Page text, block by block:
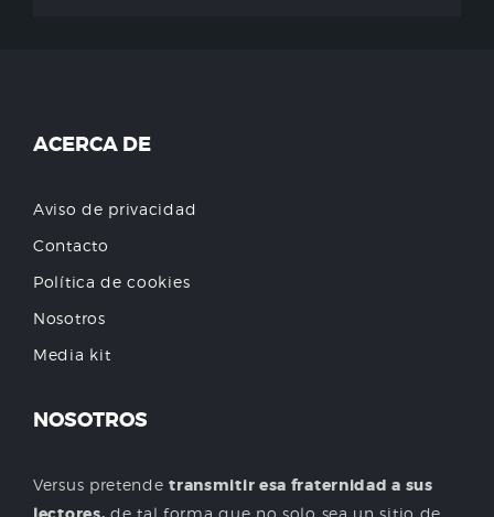
ACERCA DE
Aviso de privacidad
Contacto
Política de cookies
Nosotros
Media kit
NOSOTROS
Versus pretendetransmitir esa fraternidad a sus
de tal forma que no solo sea un sitio de